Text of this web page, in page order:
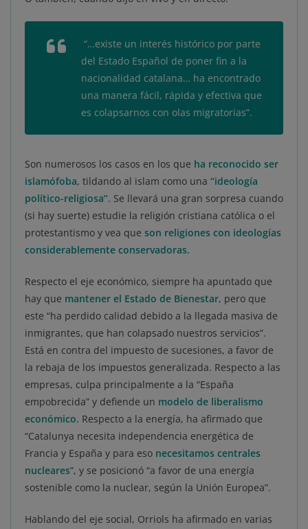
“…existe un interés histórico por parte
del Estado Español de poner fin a la
nacionalidad catalana… ha encontrado
una manera fácil, rápida y efectiva que
es colapsarnos con olas migratorias”.
Son numerosos los casos en los que ha reconocido ser
islamófoba, tildando al islam como una “ideología
político-religiosa”. Se llevará una gran sorpresa cuando
(si hay suerte) estudie la religión cristiana católica o el
protestantismo y vea que son religiones con ideologías
considerablemente conservadoras.
Respecto el eje económico, siempre ha apuntado que
hay que mantener el Estado de Bienestar, pero que
este “ha perdido calidad debido a la llegada masiva de
inmigrantes, que han colapsado nuestros servicios”.
Está en contra del impuesto de sucesiones, a favor de
la rebaja de los impuestos generalizada. Respecto a las
empresas, culpa principalmente a la “España
empobrecida” y defiende un modelo de liberalismo
económico. Respecto a la energía, ha afirmado que
“Catalunya necesita independencia energética de
Francia y España y para eso necesitamos centrales
nucleares”, y se posicionó “a favor de una energía
sostenible como la nuclear, según la Unión Europea”.
Hablando del eje social, Orriols ha afirmado en varias